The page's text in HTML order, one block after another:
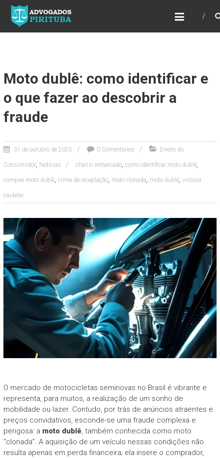
ADVOGADOS PIRITUBA
Precisando de advogado? Entre em contato!
Fazemos toda a assessoria que você
Moto dublê: como identificar e
o que fazer ao descobrir a
fraude
31 de outubro de 2025 0 Comentários Direito do
Consumidor, Notícias chassi remarcado, como identificar moto dublê,
comprei moto dublê, crime de receptação, moto clonada, moto dublê, vistoria
cautelar
O mercado de motocicletas seminovas no Brasil é vibrante e
representa, para muitos, a realização de um sonho de
mobilidade ou lazer. Contudo, por trás de anúncios atraentes e
preços convidativos, esconde-se uma fraude complexa e
perigosa: a moto dublê, também conhecida como moto
“clonada”. A aquisição de um veículo nessas condições não
resulta apenas em perda financeira; ela insere o comprador,